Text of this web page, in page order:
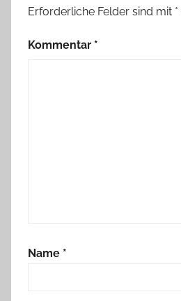
Erforderliche Felder sind mit *
Kommentar *
Name *